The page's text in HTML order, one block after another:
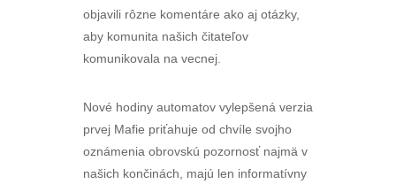
objavili rôzne komentáre ako aj otázky,
aby komunita našich čitateľov
komunikovala na vecnej.
Nové hodiny automatov vylepšená verzia
prvej Mafie priťahuje od chvíle svojho
oznámenia obrovskú pozornosť najmä v
našich končinách, majú len informatívny